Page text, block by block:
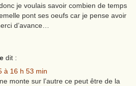
je voulais savoir combien de temps
pont ses oeufs car je pense avoir
d’avance…
dit :
à 16 h 53 min
monte sur l’autre ce peut être de la